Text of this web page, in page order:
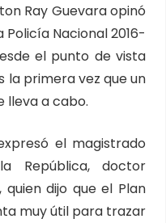
Ray Guevara opinó
Nacional 2016-
el punto de vista
la primera vez que un
lleva a cabo.
el magistrado
República, doctor
quien dijo que el Plan
muy útil para trazar